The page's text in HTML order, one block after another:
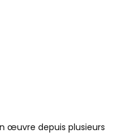
œuvre depuis plusieurs